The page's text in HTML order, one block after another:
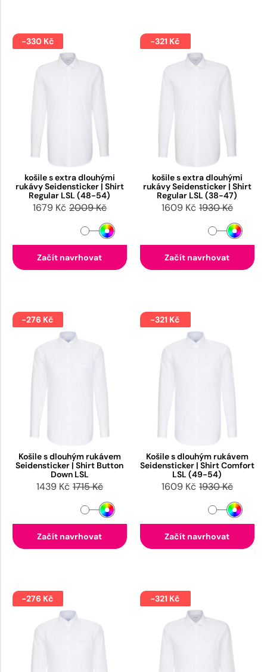
-330 Kč
košile s extra dlouhými
rukávy Seidensticker | Shirt
Regular LSL (48-54)
1679 Kč 2009 Kč
Začít navrhovat
-321 Kč
košile s extra dlouhými
rukávy Seidensticker | Shirt
Regular LSL (38-47)
1609 Kč 1930 Kč
Začít navrhovat
-276 Kč
Košile s dlouhým rukávem
Seidensticker | Shirt Button
Down LSL
1439 Kč 1715 Kč
Začít navrhovat
-321 Kč
Košile s dlouhým rukávem
Seidensticker | Shirt Comfort
LSL (49-54)
1609 Kč 1930 Kč
Začít navrhovat
-276 Kč -321 Kč